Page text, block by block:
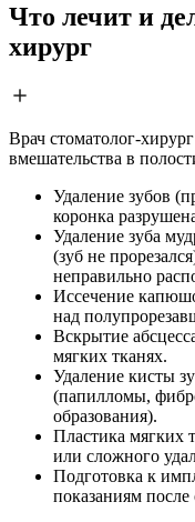
Что лечит и
хирург
Врач стоматолог-
вмешательства в
Удаление зубов
коронка
Удаление зуба
(зуб не
неправильно
Иссечение
над
Вскрытие
мягких тканях.
Удаление кисты
(папилломы,
образования).
Пластика мягких
или сложного
Подготовка к
показаниям после